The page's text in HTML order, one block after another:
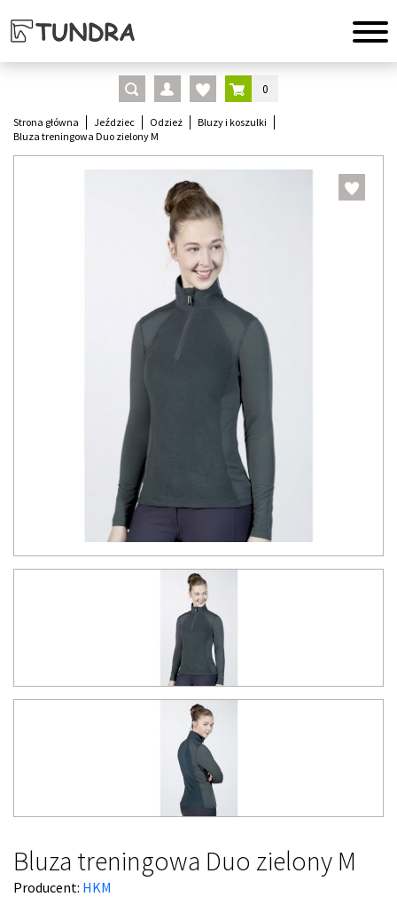
0
Strona główna Jeździec Odzież
Bluzy i koszulki
Bluza treningowa Duo zielony M
Bluza treningowa Duo zielony M
Producent: HKM